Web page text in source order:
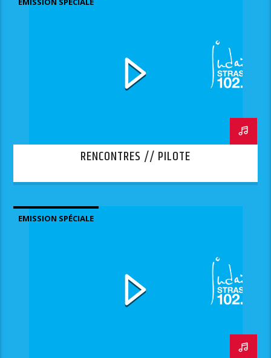
RENCONTRES // PILOTE
EMISSION SPÉCIALE